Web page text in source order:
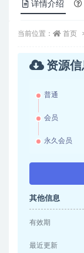
详情介绍
当前位置： 首页
资源信
普通
会员
永久会员
其他信息
有效期
最近更新